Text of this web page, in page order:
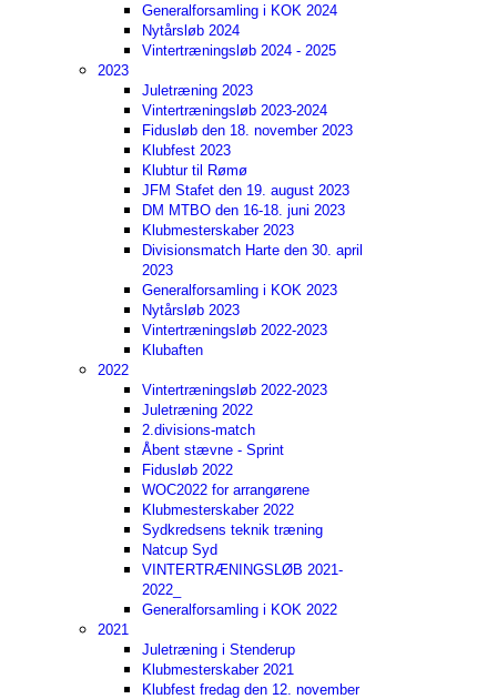
Generalforsamling i KOK 2024
Nytårsløb 2024
Vintertræningsløb 2024 - 2025
2023
Juletræning 2023
Vintertræningsløb 2023-2024
Fidusløb den 18. november 2023
Klubfest 2023
Klubtur til Rømø
JFM Stafet den 19. august 2023
DM MTBO den 16-18. juni 2023
Klubmesterskaber 2023
Divisionsmatch Harte den 30. april
2023
Generalforsamling i KOK 2023
Nytårsløb 2023
Vintertræningsløb 2022-2023
Klubaften
2022
Vintertræningsløb 2022-2023
Juletræning 2022
2.divisions-match
Åbent stævne - Sprint
Fidusløb 2022
WOC2022 for arrangørene
Klubmesterskaber 2022
Sydkredsens teknik træning
Natcup Syd
VINTERTRÆNINGSLØB 2021-
2022_
Generalforsamling i KOK 2022
2021
Juletræning i Stenderup
Klubmesterskaber 2021
Klubfest fredag den 12. november